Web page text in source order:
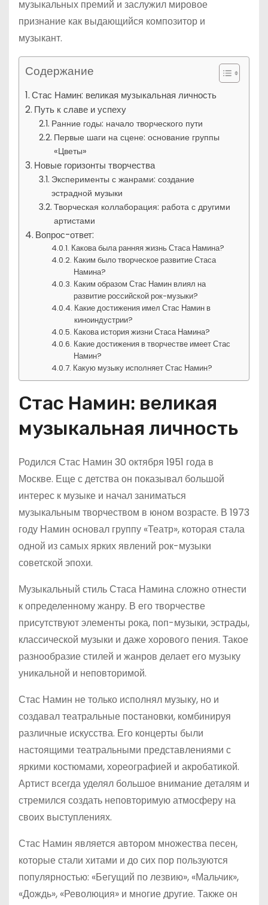
музыкальных премий и заслужил мировое
признание как выдающийся композитор и
музыкант.
Содержание
Стас Намин: великая музыкальная личность
Путь к славе и успеху
Ранние годы: начало творческого пути
Первые шаги на сцене: основание группы
«Цветы»
Новые горизонты творчества
Эксперименты с жанрами: создание
эстрадной музыки
Творческая коллаборация: работа с другими
артистами
Вопрос-ответ:
Какова была ранняя жизнь Стаса Намина?
Каким было творческое развитие Стаса
Намина?
Каким образом Стас Намин влиял на
развитие российской рок-музыки?
Какие достижения имел Стас Намин в
киноиндустрии?
Какова история жизни Стаса Намина?
Какие достижения в творчестве имеет Стас
Намин?
Какую музыку исполняет Стас Намин?
Стас Намин: великая
музыкальная личность
Родился Стас Намин 30 октября 1951 года в
Москве. Еще с детства он показывал большой
интерес к музыке и начал заниматься
музыкальным творчеством в юном возрасте. В 1973
году Намин основал группу «Театр», которая стала
одной из самых ярких явлений рок-музыки
советской эпохи.
Музыкальный стиль Стаса Намина сложно отнести
к определенному жанру. В его творчестве
присутствуют элементы рока, поп-музыки, эстрады,
классической музыки и даже хорового пения. Такое
разнообразие стилей и жанров делает его музыку
уникальной и неповторимой.
Стас Намин не только исполнял музыку, но и
создавал театральные постановки, комбинируя
различные искусства. Его концерты были
настоящими театральными представлениями с
яркими костюмами, хореографией и акробатикой.
Артист всегда уделял большое внимание деталям и
стремился создать неповторимую атмосферу на
своих выступлениях.
Стас Намин является автором множества песен,
которые стали хитами и до сих пор пользуются
популярностью: «Бегущий по лезвию», «Мальчик»,
«Дождь», «Революция» и многие другие. Также он